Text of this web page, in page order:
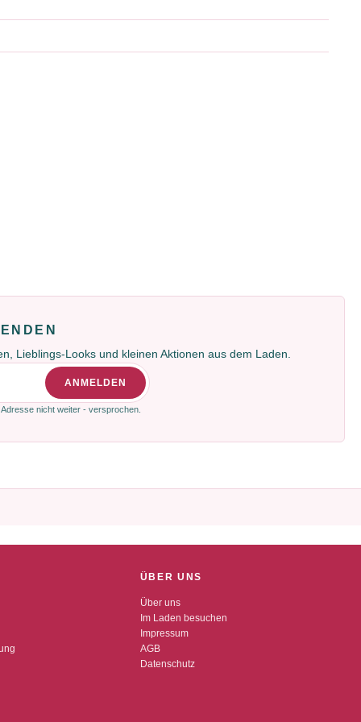
Lieblings-Looks und kleinen Aktionen aus dem Laden.
ANMELDEN
nicht weiter - versprochen.
ÜBER UNS
Über uns
Im Laden besuchen
Impressum
AGB
Datenschutz